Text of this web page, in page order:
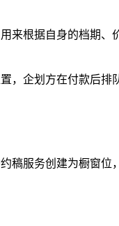
根据自身的档期、
企划方在付款后排队
服务创建为橱窗位